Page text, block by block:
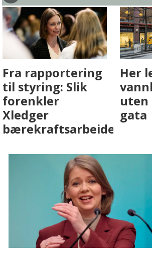
Fenistra endrer
eiendomsbransjen
med AI. Slik ser vi
på fremtiden
Det
skjer